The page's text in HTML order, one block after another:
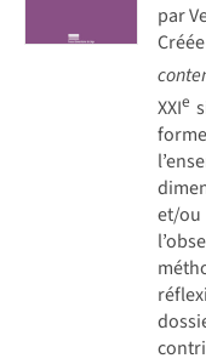
par
XXIe
et/